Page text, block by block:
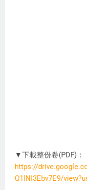
▼下載整份卷(PDF)：
https://
Q1lNI3Ebv7E9/